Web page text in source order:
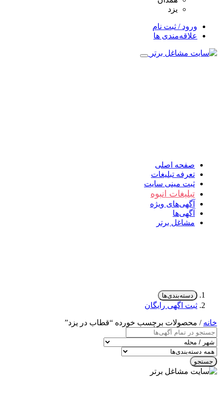
یزد
ورود / ثبت نام
علاقه‌مندی ها
صفحه اصلی
تعرفه تبلیغات
ثبت مینی سایت
تبلیغات انبوه
آگهی‌های ویژه
آگهی‌ها
مشاغل برتر
دسته‌بندی‌ها
ثبت اگهی رایگان
خانه / محصولات برچسب خورده “قطاب در یزد”
جستجو